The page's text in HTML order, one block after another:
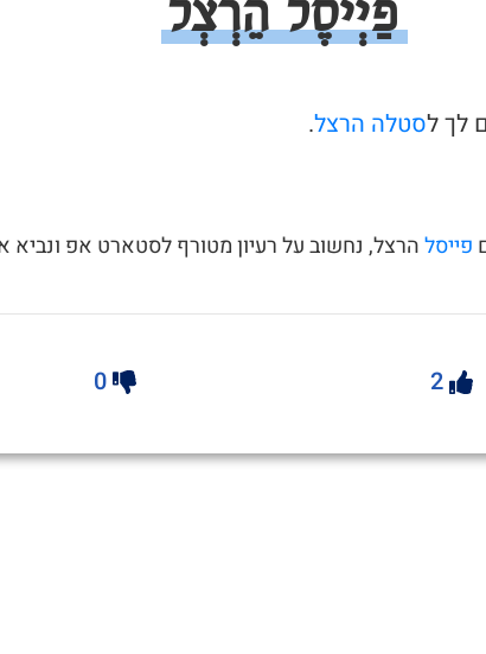
סטלה הרצל.
פייסלהרצל, נחשוב על רעיון מטורף לסטארט אפ ונביא
2
0